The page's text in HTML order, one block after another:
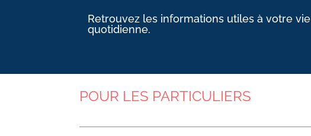
Retrouvez les informations utiles à votre vie
quotidienne.
POUR LES PARTICULIERS